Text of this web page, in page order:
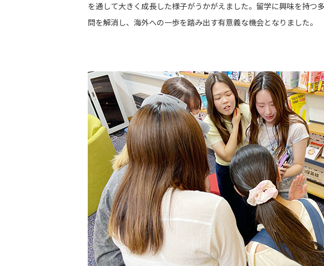
を通して大きく成長した様子がうかがえました。留学に興味を持
問を解消し、海外への一歩を踏み出す有意義な機会となりました。